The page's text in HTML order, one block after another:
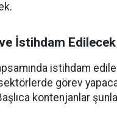
İstihdam
istihdam
görev
kontenjanlar